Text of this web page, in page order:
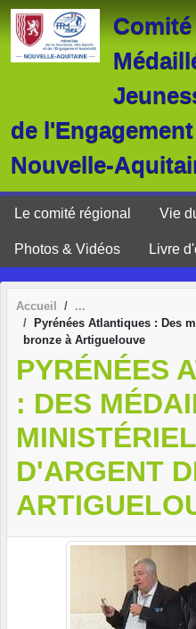
de
Nouvelle-
Le comité régional Vie
Photos & Vidéos Livre
Accueil
Pyrénées Atlantiques : Des
bronze à Artiguelouve
PYRÉNÉES
: DES
D'ARGENT
Panneau de gestion des